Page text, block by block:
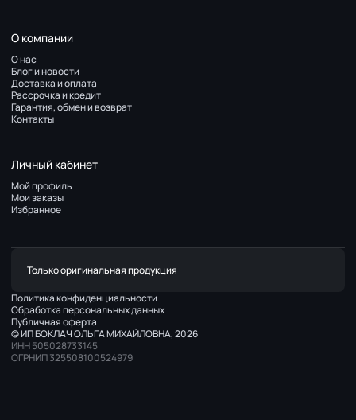
О компании
О нас
Блог и новости
Доставка и оплата
Рассрочка и кредит
Гарантия, обмен и возврат
Контакты
Личный кабинет
Мой профиль
Мои заказы
Избранное
Только оригинальная продукция
Политика конфиденциальности
Обработка персональных данных
Публичная оферта
© ИП БОКЛАЧ ОЛЬГА МИХАЙЛОВНА, 2026
ИНН 505028733145
ОГРНИП 325508100524979